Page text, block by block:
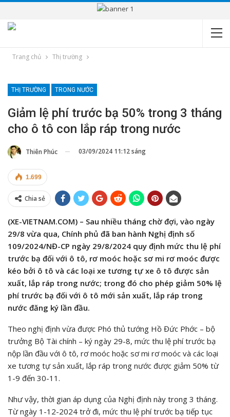
Trang chủ Thị trường
THỊ TRƯỜNG TRONG NƯỚC
Giảm lệ phí trước bạ 50% trong 3 tháng
cho ô tô con lắp ráp trong nước
Thiên Phúc 03/09/2024 11:12 sáng
1.699
Chia sẻ
(XE-VIETNAM.COM) – Sau nhiều tháng chờ đợi, vào ngày
29/8 vừa qua, Chính phủ đã ban hành Nghị định số
109/2024/NĐ-CP ngày 29/8/2024 quy định mức thu lệ phí
trước bạ đối với ô tô, rơ moóc hoặc sơ mi rơ moóc được
kéo bởi ô tô và các loại xe tương tự xe ô tô được sản
xuất, lắp ráp trong nước; trong đó cho phép giảm 50% lệ
phí trước bạ đối với ô tô mới sản xuất, lắp ráp trong
nước đăng ký lần đầu.
Theo nghị định vừa được Phó thủ tướng Hồ Đức Phớc – bộ
trưởng Bộ Tài chính – ký ngày 29-8, mức thu lệ phí trước bạ
nộp lần đầu với ô tô, rơ moóc hoặc sơ mi rơ moóc và các loại
xe tương tự sản xuất, lắp ráp trong nước được giảm 50% từ
1-9 đến 30-11.
Như vậy, thời gian áp dụng của Nghị định này trong 3 tháng.
Từ ngày 1-12-2024 trở đi, mức thu lệ phí trước bạ tiếp tục